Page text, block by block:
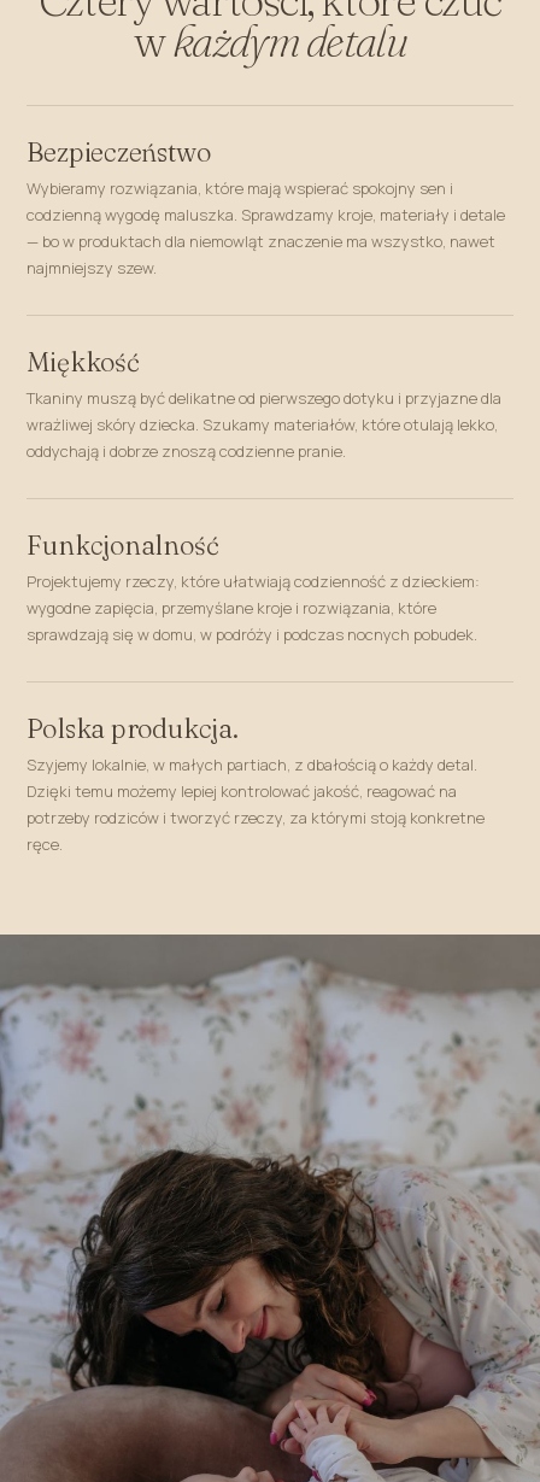
wkażdym detalu
Bezpieczeństwo
Wybieramy rozwiązania, które mają wspierać spokojny sen i
codzienną wygodę maluszka. Sprawdzamy kroje, materiały i detale
— bo w produktach dla niemowląt znaczenie ma wszystko, nawet
najmniejszy szew.
Miękkość
Tkaniny muszą być delikatne od pierwszego dotyku i przyjazne dla
wrażliwej skóry dziecka. Szukamy materiałów, które otulają lekko,
oddychają i dobrze znoszą codzienne pranie.
Funkcjonalność
Projektujemy rzeczy, które ułatwiają codzienność z dzieckiem:
wygodne zapięcia, przemyślane kroje i rozwiązania, które
sprawdzają się w domu, w podróży i podczas nocnych pobudek.
Polska produkcja.
Szyjemy lokalnie, w małych partiach, z dbałością o każdy detal.
Dzięki temu możemy lepiej kontrolować jakość, reagować na
potrzeby rodziców i tworzyć rzeczy, za którymi stoją konkretne
ręce.